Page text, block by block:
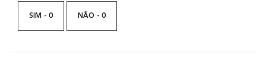
SIM - 0 NÃO - 0